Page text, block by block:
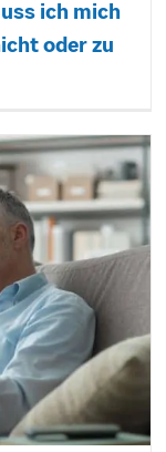
ich mich
oder zu